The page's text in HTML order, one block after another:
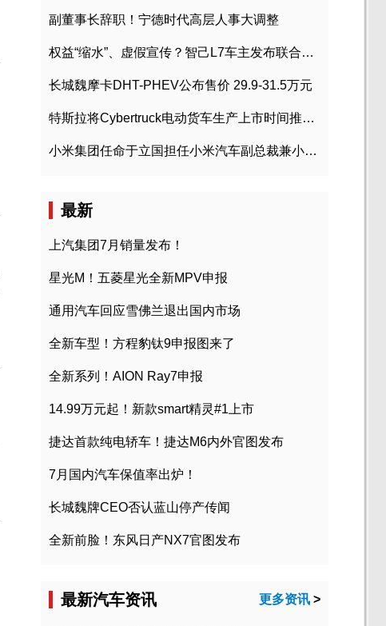
副董事长辞职！宁德时代高层人事大调整
权益“缩水”、虚假宣传？智己L7车主发布联合维权声明
长城魏摩卡DHT-PHEV公布售价 29.9-31.5万元
特斯拉将Cybertruck电动货车生产上市时间推迟到2023年初
小米集团任命于立国担任小米汽车副总裁兼小米汽车北京总部政委
最新
上汽集团7月销量发布！
星光M！五菱星光全新MPV申报
通用汽车回应雪佛兰退出国内市场
全新车型！方程豹钛9申报图来了
全新系列！AION Ray7申报
14.99万元起！新款smart精灵#1上市
捷达首款纯电轿车！捷达M6内外官图发布
7月国内汽车保值率出炉！
长城魏牌CEO否认蓝山停产传闻
全新前脸！东风日产NX7官图发布
最新汽车资讯 更多资讯 >